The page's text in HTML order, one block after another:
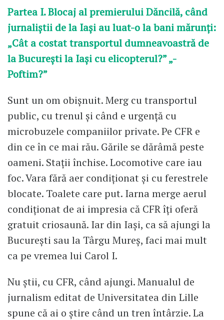
Partea I. Blocaj al premierului Dăncilă, când
jurnaliștii de la Iași au luat-o la bani mărunți:
„Cât a costat transportul dumneavoastră de
la București la Iași cu elicopterul?” „-
Poftim?”
Sunt un om obișnuit. Merg cu transportul
public, cu trenul și când e urgență cu
microbuzele companiilor private. Pe CFR e
din ce în ce mai rău. Gările se dărâmă peste
oameni. Stații închise. Locomotive care iau
foc. Vara fără aer condiționat și cu ferestrele
blocate. Toalete care put. Iarna merge aerul
condiționat de ai impresia că CFR îți oferă
gratuit criosaună. Iar din Iași, ca să ajungi la
București sau la Târgu Mureș, faci mai mult
ca pe vremea lui Carol I.
Nu știi, cu CFR, când ajungi. Manualul de
jurnalism editat de Universitatea din Lille
spune că ai o știre când un tren întârzie. La